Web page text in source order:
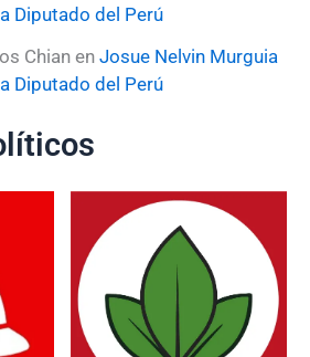
Diputado del Perú
Chian en Josue Nelvin Murguia
Diputado del Perú